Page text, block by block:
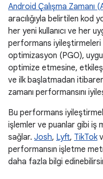
Android Çalışma Zamanı
aracılığıyla belirtilen kod
her yeni kullanıcı ve her
performans iyileştirmeleri
optimizasyon (PGO),
optimize etmesine,
ve ilk başlatmadan itibaren
zamanı performansını
Bu performans
işlemler ve puanlar gibi iş
sağlar. Josh, Lyft, TikTok
performansın işletme
daha fazla bilgi